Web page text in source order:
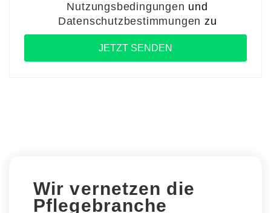
Nutzungsbedingungen und
Datenschutzbestimmungen zu
Wir vernetzen die
Pflegebranche